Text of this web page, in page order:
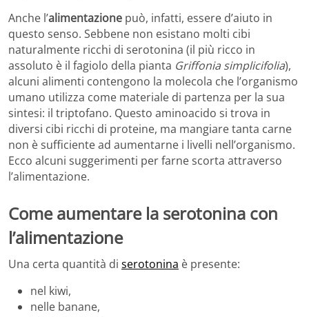
Anche l’alimentazione può, infatti, essere d’aiuto in
questo senso. Sebbene non esistano molti cibi
naturalmente ricchi di serotonina (il più ricco in
assoluto è il fagiolo della pianta Griffonia simplicifolia),
alcuni alimenti contengono la molecola che l’organismo
umano utilizza come materiale di partenza per la sua
sintesi: il triptofano. Questo aminoacido si trova in
diversi cibi ricchi di proteine, ma mangiare tanta carne
non è sufficiente ad aumentarne i livelli nell’organismo.
Ecco alcuni suggerimenti per farne scorta attraverso
l’alimentazione.
Come aumentare la serotonina con
l’alimentazione
Una certa quantità di serotonina è presente:
nel kiwi,
nelle banane,